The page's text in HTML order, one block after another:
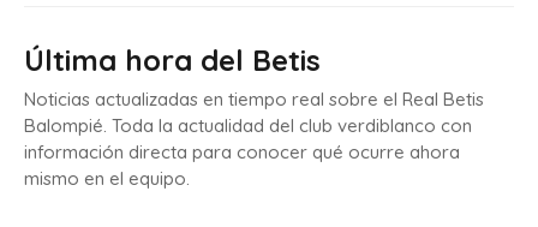
Última hora del Betis
Noticias actualizadas en tiempo real sobre el Real Betis
Balompié. Toda la actualidad del club verdiblanco con
información directa para conocer qué ocurre ahora
mismo en el equipo.